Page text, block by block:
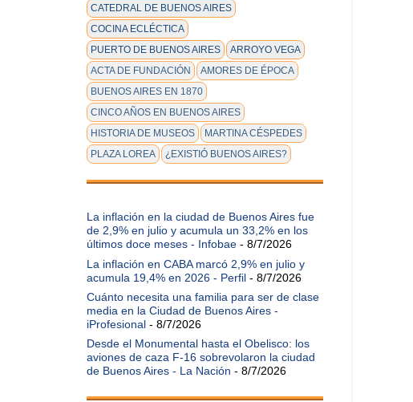
CATEDRAL DE BUENOS AIRES
COCINA ECLÉCTICA
PUERTO DE BUENOS AIRES
ARROYO VEGA
ACTA DE FUNDACIÓN
AMORES DE ÉPOCA
BUENOS AIRES EN 1870
CINCO AÑOS EN BUENOS AIRES
HISTORIA DE MUSEOS
MARTINA CÉSPEDES
PLAZA LOREA
¿EXISTIÓ BUENOS AIRES?
La inflación en la ciudad de Buenos Aires fue
de 2,9% en julio y acumula un 33,2% en los
últimos doce meses - Infobae - 8/7/2026
La inflación en CABA marcó 2,9% en julio y
acumula 19,4% en 2026 - Perfil - 8/7/2026
Cuánto necesita una familia para ser de clase
media en la Ciudad de Buenos Aires -
iProfesional - 8/7/2026
Desde el Monumental hasta el Obelisco: los
aviones de caza F-16 sobrevolaron la ciudad
de Buenos Aires - La Nación - 8/7/2026